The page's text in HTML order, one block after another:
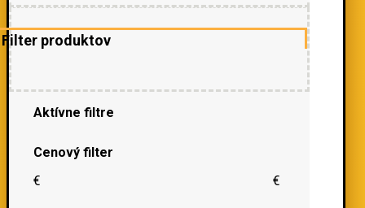
Filter produktov
Aktívne filtre
Cenový filter
€
€